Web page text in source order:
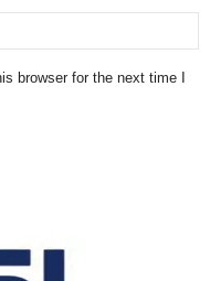
browser for the next time I